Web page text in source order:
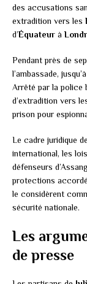
des accusations
extradition vers les
d’Équateur à
Pendant près de
l’ambassade,
Arrêté par la police
d’extradition vers
prison pour
Le cadre juridique
international, les
défenseurs
protections
le considèrent
sécurité nationale.
Les
de presse